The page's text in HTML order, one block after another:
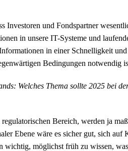
Investoren und Fondspartner
in unsere IT-Systeme und
in einer Schnelligkeit
Bedingungen notwendig
Welches Thema sollte 2025 bei
Bereich, werden ja
Ebene wäre es sicher gut, sich auf
wichtig, möglichst früh zu wissen,